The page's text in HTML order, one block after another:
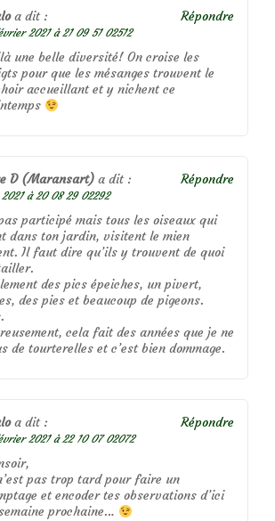
a dit :
2021 à 21 09 51 02512
une belle diversité! On croise les
pour que les mésanges trouvent le
accueillant et y nichent ce
Répondre
D (Maransart) a dit :
à 20 08 29 02292
participé mais tous les oiseaux qui
dans ton jardin, visitent le mien
Il faut dire qu’ils y trouvent de quoi
des pics épeiches, un pivert,
des pies et beaucoup de pigeons.
cela fait des années que je ne
de tourterelles et c’est bien dommage.
Répondre
a dit :
2021 à 22 10 07 02072
pas trop tard pour faire un
et encoder tes observations d’ici
prochaine…
Répondre